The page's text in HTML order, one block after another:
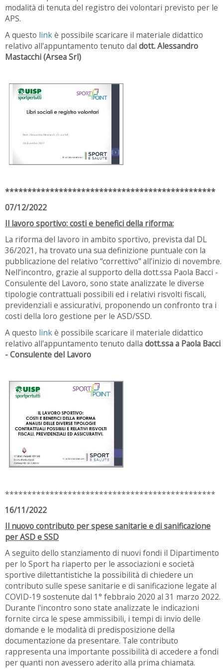
modalità di tenuta del registro dei volontari previsto per le
APS.
A questo linkè possibile scaricare il materiale didattico
relativo all'appuntamento tenuto dal dott. Alessandro
Mastacchi (Arsea Srl)
***********************************************
07/12/2022
Il lavoro sportivo: costi e benefici della riforma:
La riforma del lavoro in ambito sportivo, prevista dal DL
36/2021, ha trovato una sua definizione puntuale con la
pubblicazione del relativo “correttivo” all’inizio di novembre.
Nell’incontro, grazie al supporto della dott.ssa Paola Bacci -
Consulente del Lavoro, sono state analizzate le diverse
tipologie contrattuali possibili ed i relativi risvolti fiscali,
previdenziali e assicurativi, proponendo un confronto tra i
costi della loro gestione per le ASD/SSD.
A questo linkè possibile scaricare il materiale didattico
relativo all'appuntamento tenuto dalla dott.ssa a Paola Bacci
- Consulente del Lavoro
***********************************************
16/11/2022
Il nuovo contributo per spese sanitarie e di sanificazione
per ASD e SSD
A seguito dello stanziamento di nuovi fondi il Dipartimento
per lo Sport ha riaperto per le associazioni e società
sportive dilettantistiche la possibilità di chiedere un
contributo sulle spese sanitarie e di sanificazione legate al
COVID-19 sostenute dal 1° febbraio 2020 al 31 marzo 2022.
Durante l'incontro sono state analizzate le indicazioni
fornite circa le spese ammissibili, i tempi di invio delle
domande e le modalità di predisposizione della
documentazione da presentare. Tale contributo
rappresenta una importante possibilità di accedere a fondi
per quanti non avessero aderito alla prima chiamata.